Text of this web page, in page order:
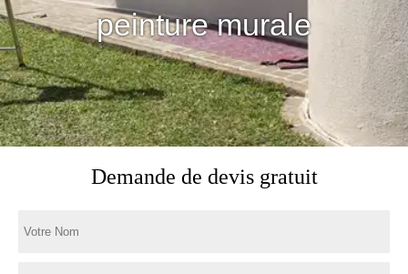
peinture murale
Demande de devis gratuit